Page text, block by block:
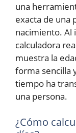
una
exacta de una
nacimiento. Al
calculadora
muestra la
forma sencilla
tiempo ha
una persona.
¿Cómo